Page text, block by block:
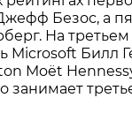
Безос, а
На
Microsoft Билл
Moët